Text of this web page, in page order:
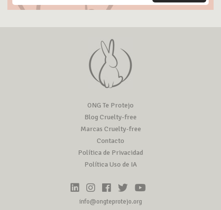
ONG Te Protejo
Blog Cruelty-free
Marcas Cruelty-free
Contacto
Política de Privacidad
Política Uso de IA
info@ongteprotejo.org